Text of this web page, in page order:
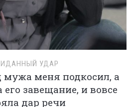
УДАР
меня подкосил, а
завещание, и вовсе
дар речи